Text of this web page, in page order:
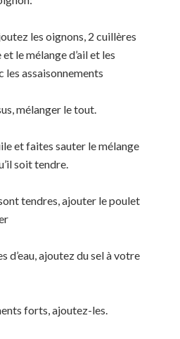
les oignons, 2 cuillères
le mélange d’ail et les
les assaisonnements
mélanger le tout.
et faites sauter le mélange
soit tendre.
tendres, ajouter le poulet
d’eau, ajoutez du sel à votre
forts, ajoutez-les.